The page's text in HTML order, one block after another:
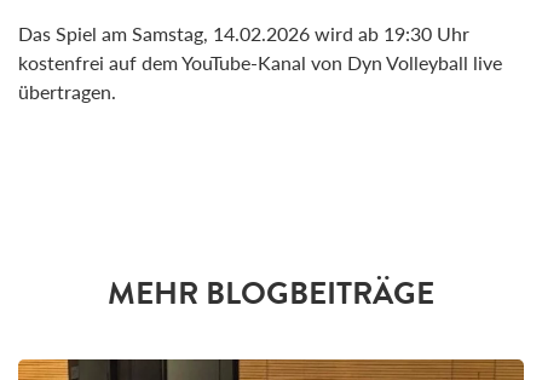
Das Spiel am Samstag, 14.02.2026 wird ab 19:30 Uhr
kostenfrei auf dem YouTube-Kanal von Dyn Volleyball live
übertragen.
MEHR BLOGBEITRÄGE